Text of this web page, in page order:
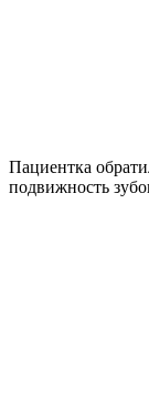
Пациентка
подвижность